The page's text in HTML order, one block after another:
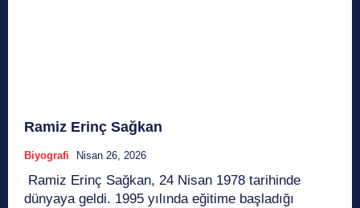
Ramiz Erinç Sağkan
Biyografi Nisan 26, 2026
Ramiz Erinç Sağkan, 24 Nisan 1978 tarihinde
dünyaya geldi. 1995 yılında eğitime başladığı